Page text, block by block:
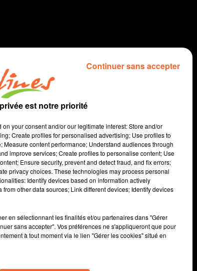
4 min
est notre priorité
your consent and/or our legitimate interest: Store and/or
Create profiles for personalised advertising; Use profiles to
content performance; Understand audiences through
improve services; Create profiles to personalise content; Use
Ensure security, prevent and detect fraud, and fix errors;
privacy choices. These technologies may process personal
Identify devices based on information actively
other data sources; Link different devices; Identify devices
en sélectionnant les finalités et/ou partenaires dans "Gérer
sans accepter". Vos préférences ne s'appliqueront que pour
à tout moment via le lien "Gérer les cookies" situé en
Continuer sans accepter